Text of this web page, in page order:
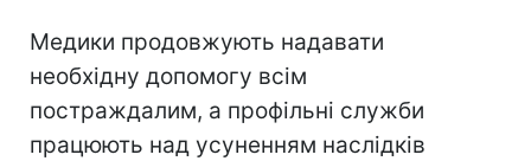
Медики продовжують надавати
необхідну допомогу всім
постраждалим, а профільні служби
працюють над усуненням наслідків